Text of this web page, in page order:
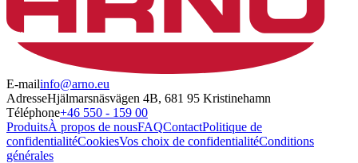
E-mailinfo@arno.eu
AdresseHjälmarsnäsvägen 4B, 681 95 Kristinehamn
Téléphone+46 550 - 159 00
ProduitsÀ propos de nousFAQContactPolitique de
confidentialitéCookiesVos choix de confidentialitéConditions
générales